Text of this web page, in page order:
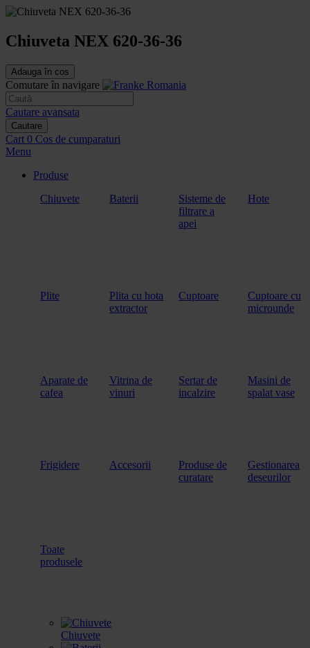
Chiuveta NEX 620-36-36
Adauga în cos
Comutare în navigare
Cautare avansata
Cautare
Cart 0 Cos de cumparaturi
Menu
Produse
Chiuvete
Baterii
Sisteme de
filtrare a
apei
Hote
Plite
Plita cu hota
extractor
Cuptoare
Cuptoare cu
microunde
Aparate de
cafea
Vitrina de
vinuri
Sertar de
incalzire
Masini de
spalat vase
Frigidere Accesorii
Produse de
curatare
Gestionarea
deseurilor
Toate
produsele
Chiuvete